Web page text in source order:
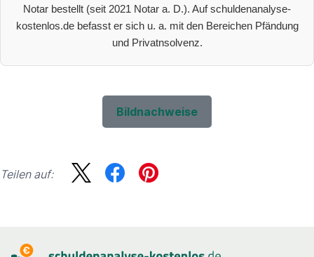
Notar bestellt (seit 2021 Notar a. D.). Auf schuldenanalyse-
kostenlos.de befasst er sich u. a. mit den Bereichen Pfändung
und Privatnsolvenz.
Bildnachweise
Teilen auf: